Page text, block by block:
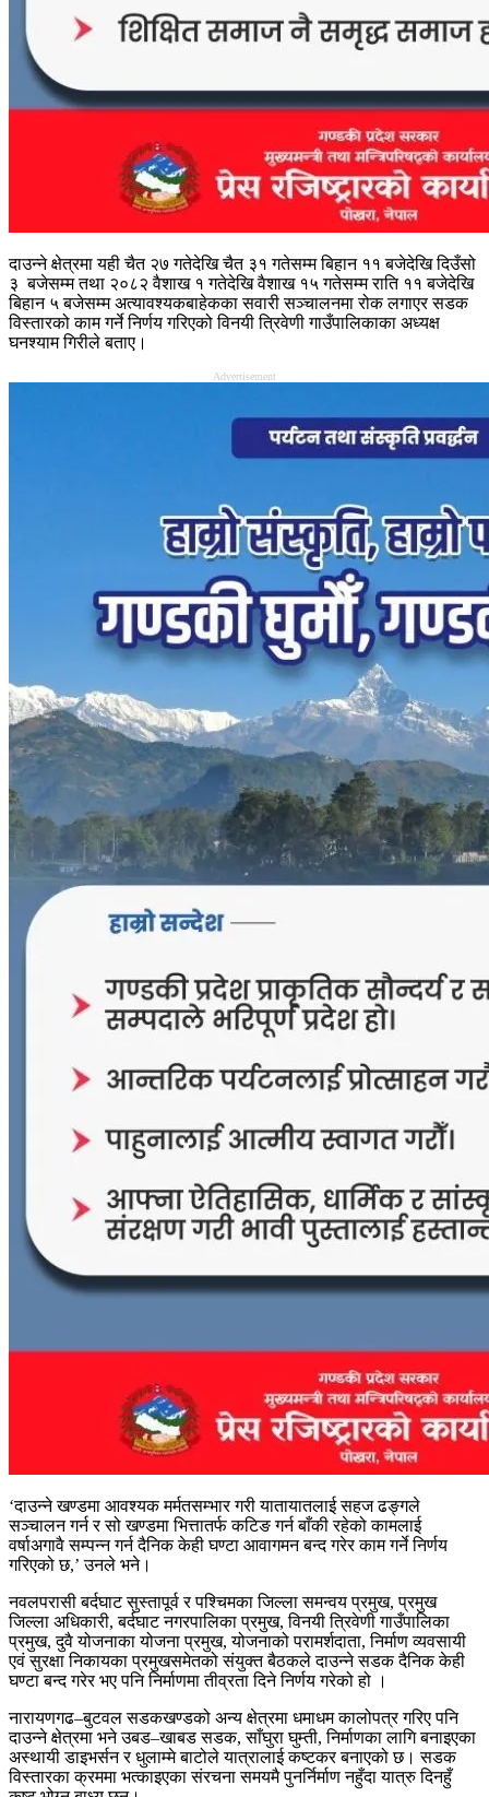
दाउन्ने क्षेत्रमा यही चैत २७ गतेदेखि चैत ३१ गतेसम्म बिहान ११ बजेदेखि दिउँसो
३ बजेसम्म तथा २०८२ वैशाख १ गतेदेखि वैशाख १५ गतेसम्म राति ११ बजेदेखि
बिहान ५ बजेसम्म अत्यावश्यकबाहेकका सवारी सञ्चालनमा रोक लगाएर सडक
विस्तारको काम गर्ने निर्णय गरिएको विनयी त्रिवेणी गाउँपालिकाका अध्यक्ष
घनश्याम गिरीले बताए।
Advertisement
‘दाउन्ने खण्डमा आवश्यक मर्मतसम्भार गरी यातायातलाई सहज ढङ्गले
सञ्चालन गर्न र सो खण्डमा भित्तातर्फ कटिङ गर्न बाँकी रहेको कामलाई
वर्षाअगावै सम्पन्न गर्न दैनिक केही घण्टा आवागमन बन्द गरेर काम गर्ने निर्णय
गरिएको छ,’ उनले भने।
नवलपरासी बर्दघाट सुस्तापूर्व र पश्चिमका जिल्ला समन्वय प्रमुख, प्रमुख
जिल्ला अधिकारी, बर्दघाट नगरपालिका प्रमुख, विनयी त्रिवेणी गाउँपालिका
प्रमुख, दुवै योजनाका योजना प्रमुख, योजनाको परामर्शदाता, निर्माण व्यवसायी
एवं सुरक्षा निकायका प्रमुखसमेतको संयुक्त बैठकले दाउन्ने सडक दैनिक केही
घण्टा बन्द गरेर भए पनि निर्माणमा तीव्रता दिने निर्णय गरेको हो ।
नारायणगढ–बुटवल सडकखण्डको अन्य क्षेत्रमा धमाधम कालोपत्र गरिए पनि
दाउन्ने क्षेत्रमा भने उबड–खाबड सडक, साँघुरा घुम्ती, निर्माणका लागि बनाइएका
अस्थायी डाइभर्सन र धुलाम्मे बाटोले यात्रालाई कष्टकर बनाएको छ। सडक
विस्तारका क्रममा भत्काइएका संरचना समयमै पुनर्निर्माण नहुँदा यात्रु दिनहुँ